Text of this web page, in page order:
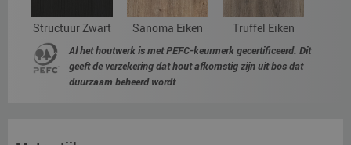
Structuur Zwart Sanoma Eiken Truffel Eiken
Al het houtwerk is met PEFC-keurmerk gecertificeerd. Dit
geeft de verzekering dat hout afkomstig zijn uit bos dat
duurzaam beheerd wordt